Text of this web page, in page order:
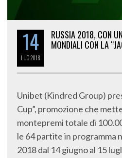
14
LUG2018
RUSSIA 2018, CON
MONDIALI CON LA
Unibet (Kindred Group)
Cup”, promozione che
montepremi totale di
le 64 partite in programma
2018 dal 14 giugno al 15